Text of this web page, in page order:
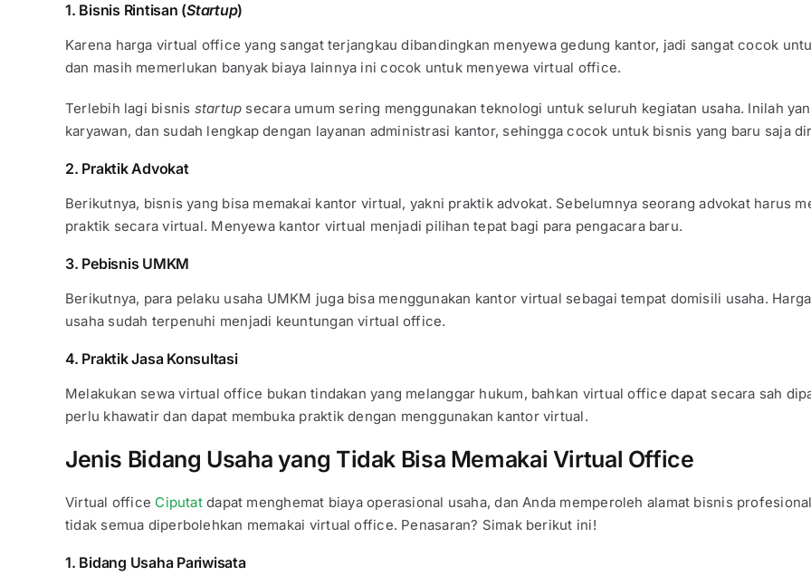
1. Bisnis Rintisan (Startup)
Karena harga virtual office yang sangat terjangkau dibandingkan menyewa gedung kantor, jadi sangat cocok
dan masih memerlukan banyak biaya lainnya ini cocok untuk menyewa virtual office.
Terlebih lagi bisnis startup secara umum sering menggunakan teknologi untuk seluruh kegiatan usaha. Inilah
karyawan, dan sudah lengkap dengan layanan administrasi kantor, sehingga cocok untuk bisnis yang baru saja
2. Praktik Advokat
Berikutnya, bisnis yang bisa memakai kantor virtual, yakni praktik advokat. Sebelumnya seorang advokat harus
praktik secara virtual. Menyewa kantor virtual menjadi pilihan tepat bagi para pengacara baru.
3. Pebisnis UMKM
Berikutnya, para pelaku usaha UMKM juga bisa menggunakan kantor virtual sebagai tempat domisili usaha.
usaha sudah terpenuhi menjadi keuntungan virtual office.
4. Praktik Jasa Konsultasi
Melakukan sewa virtual office bukan tindakan yang melanggar hukum, bahkan virtual office dapat secara sah
perlu khawatir dan dapat membuka praktik dengan menggunakan kantor virtual.
Jenis Bidang Usaha yang Tidak Bisa Memakai Virtual Office
Virtual office Ciputatdapat menghemat biaya operasional usaha, dan Anda memperoleh alamat bisnis
tidak semua diperbolehkan memakai virtual office. Penasaran? Simak berikut ini!
1. Bidang Usaha Pariwisata